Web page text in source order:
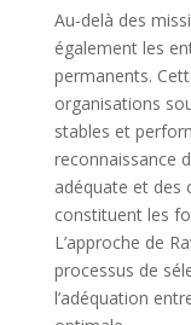
Au-delà des
également les
permanents.
organisations
stables et
reconnaissance
adéquate et des
constituent les
L’approche de
processus de
l’adéquation